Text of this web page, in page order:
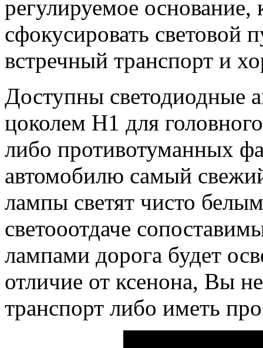
регулируемое основание,
сфокусировать световой
встречный транспорт и
Доступны светодиодные
цоколем H1 для
либо противотуманных
автомобилю самый
лампы светят чисто
светооотдаче
лампами дорога будет
отличие от ксенона, Вы
транспорт либо иметь